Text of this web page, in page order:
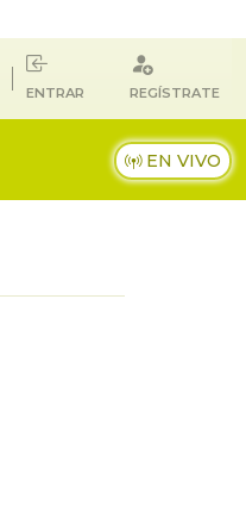
ENTRAR REGÍSTRATE
EN VIVO